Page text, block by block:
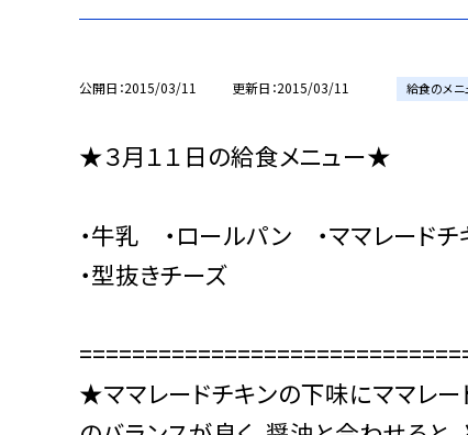
公開日 2015/03/11 更新日 2015/03/11 給食のメニ
★３月１１日の給食メニュー★
・牛乳 ・ロールパン ・ママレード
・型抜きチーズ
★ママレードチキンの下味にママレー